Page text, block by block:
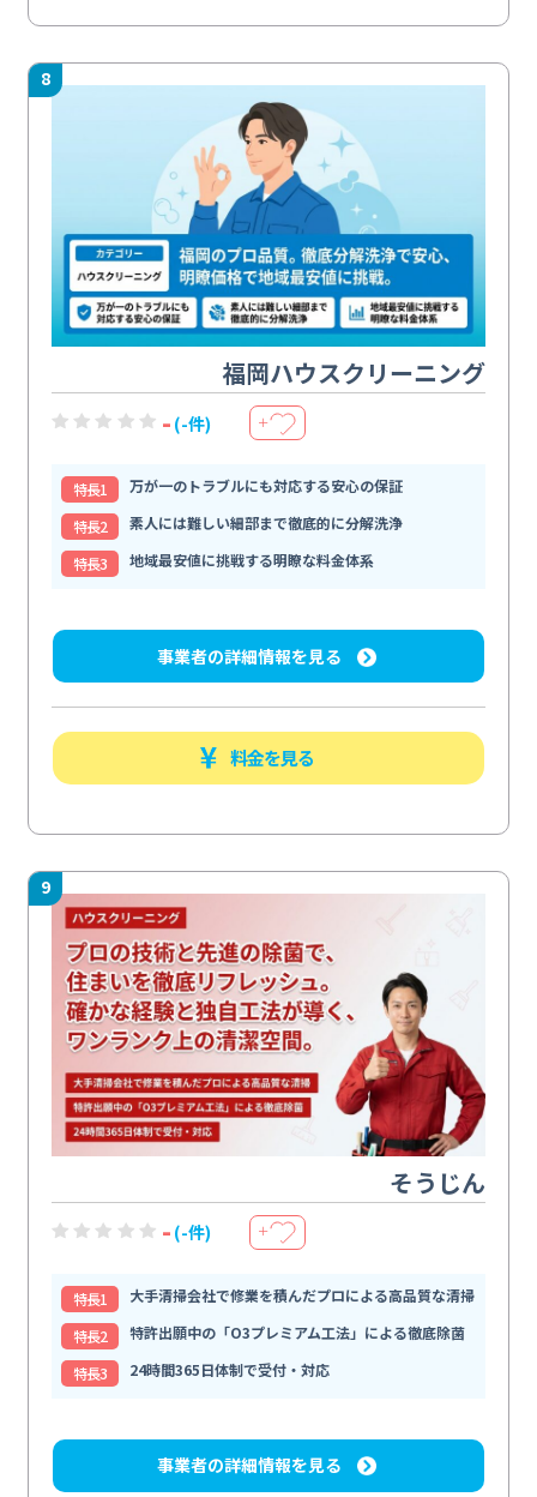
8
福岡ハウスクリーニング
- (-件) ＋
特⻑1
万が一のトラブルにも対応する安心の保証
特⻑2
素人には難しい細部まで徹底的に分解洗浄
特⻑3
地域最安値に挑戦する明瞭な料金体系
事業者の詳細情報を見る
料金を見る
9
そうじん
- (-件) ＋
特⻑1
大手清掃会社で修業を積んだプロによる高品質な清掃
特⻑2
特許出願中の「O3プレミアム工法」による徹底除菌
特⻑3
24時間365日体制で受付・対応
事業者の詳細情報を見る